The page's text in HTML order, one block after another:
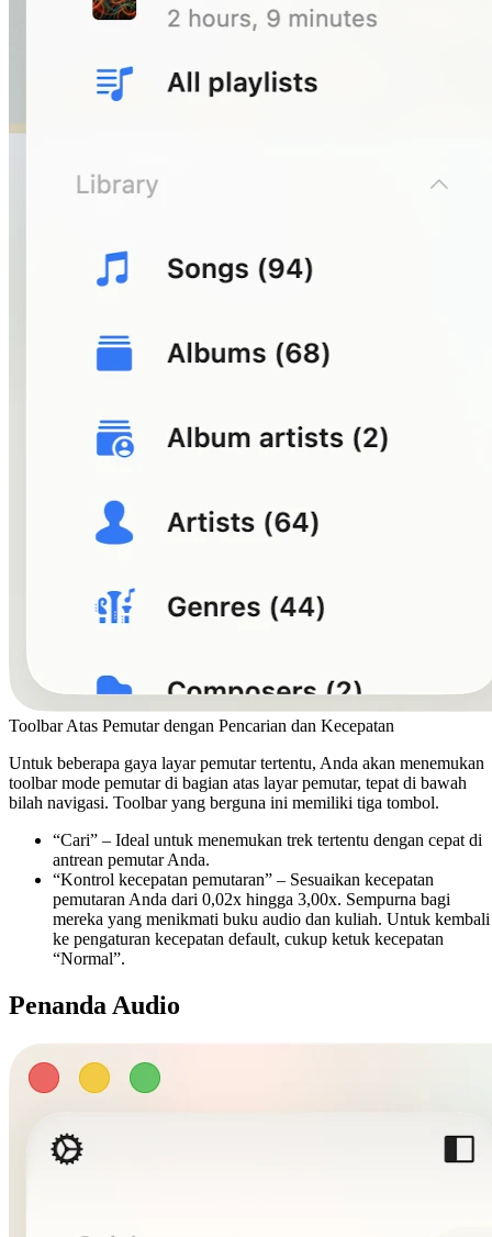
Toolbar Atas Pemutar dengan Pencarian dan Kecepatan
Untuk beberapa gaya layar pemutar tertentu, Anda akan menemukan
toolbar mode pemutar di bagian atas layar pemutar, tepat di bawah
bilah navigasi. Toolbar yang berguna ini memiliki tiga tombol.
“Cari” – Ideal untuk menemukan trek tertentu dengan cepat di
antrean pemutar Anda.
“Kontrol kecepatan pemutaran” – Sesuaikan kecepatan
pemutaran Anda dari 0,02x hingga 3,00x. Sempurna bagi
mereka yang menikmati buku audio dan kuliah. Untuk kembali
ke pengaturan kecepatan default, cukup ketuk kecepatan
“Normal”.
Penanda Audio